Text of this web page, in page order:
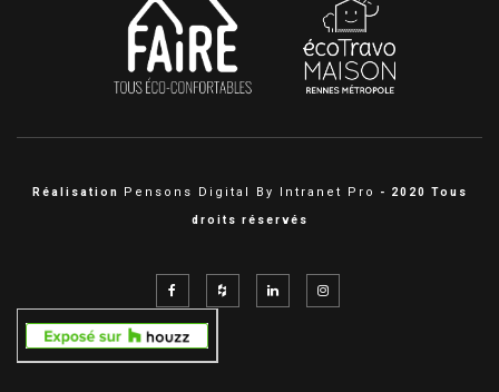
Réalisation Pensons Digital By Intranet Pro - 2020 Tous
droits réservés